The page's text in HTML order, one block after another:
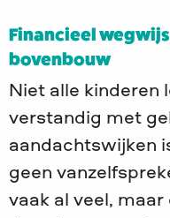
Financieel
bovenbouw
Niet alle kinderen
verstandig met
aandachtswijken
geen
vaak al veel,